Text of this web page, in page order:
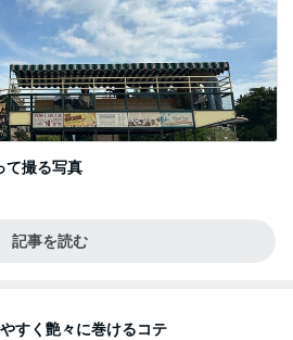
て撮る写真
記事を読む
すく艶々に巻けるコテ